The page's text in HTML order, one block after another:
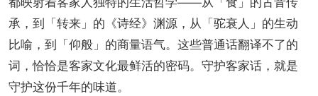
承，到「转来」的《诗经》渊源，从「驼衰人」的生动
比喻，到「仰般」的商量语气。这些普通话翻译不了的
词，恰恰是客家文化最鲜活的密码。守护客家话，就是
守护这份千年的味道。